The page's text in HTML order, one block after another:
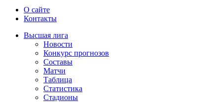
О сайте
Контакты
Высшая лига
Новости
Конкурс прогнозов
Составы
Матчи
Таблица
Статистика
Стадионы